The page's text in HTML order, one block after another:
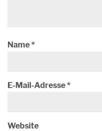
Name*
E-Mail-Adresse*
Website